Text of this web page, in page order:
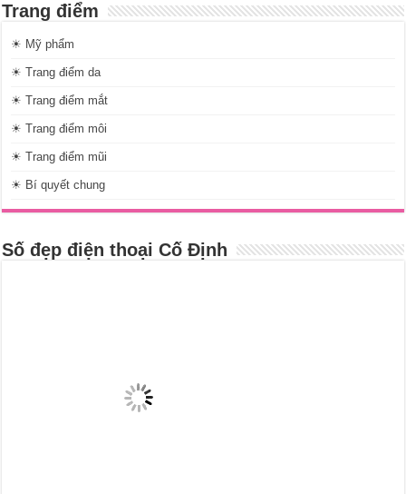
Trang điểm
☀ Mỹ phẩm
☀ Trang điểm da
☀ Trang điểm mắt
☀ Trang điểm môi
☀ Trang điểm mũi
☀ Bí quyết chung
Số đẹp điện thoại Cố Định